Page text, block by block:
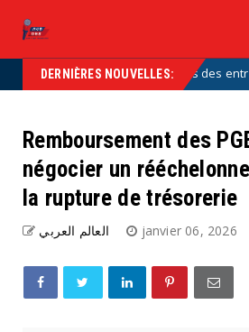
DERNIÈRES NOUVELLES:
de la solution, aux côtés des
Remboursement des
négocier un
la rupture de trésorerie
العالم العربي janvier 06, 2026